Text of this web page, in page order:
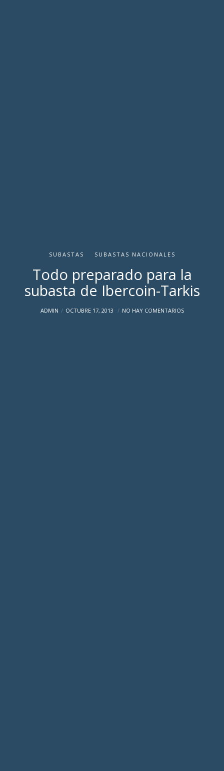
SUBASTAS SUBASTAS NACIONALES
Todo preparado para la
subasta de Ibercoin-Tarkis
ADMIN OCTUBRE 17, 2013 NO HAY COMENTARIOS